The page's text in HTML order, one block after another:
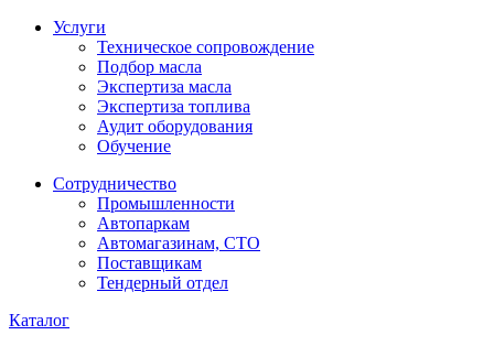
Услуги
Техническое сопровождение
Подбор масла
Экспертиза масла
Экспертиза топлива
Аудит оборудования
Обучение
Сотрудничество
Промышленности
Автопаркам
Автомагазинам, СТО
Поставщикам
Тендерный отдел
Каталог